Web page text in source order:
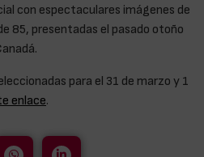
con espectaculares imágenes de
85, presentadas el pasado otoño
para el 31 de marzo y 1
enlace.